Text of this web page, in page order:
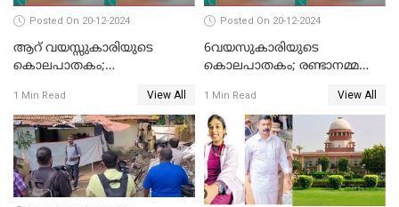
Posted On 20-12-2024
ആറ് വയസ്സുകാരിയുടെ
കൊലപാതകം;
ബന്ധമില്ലെന്ന് സ്ഥിരീകരണം
1 Min Read View All
Posted On 20-12-2024
6വയസുകാരിയുടെ
കൊലപാതകം; രണ്ടാനമ്മയെ
1 Min Read View All